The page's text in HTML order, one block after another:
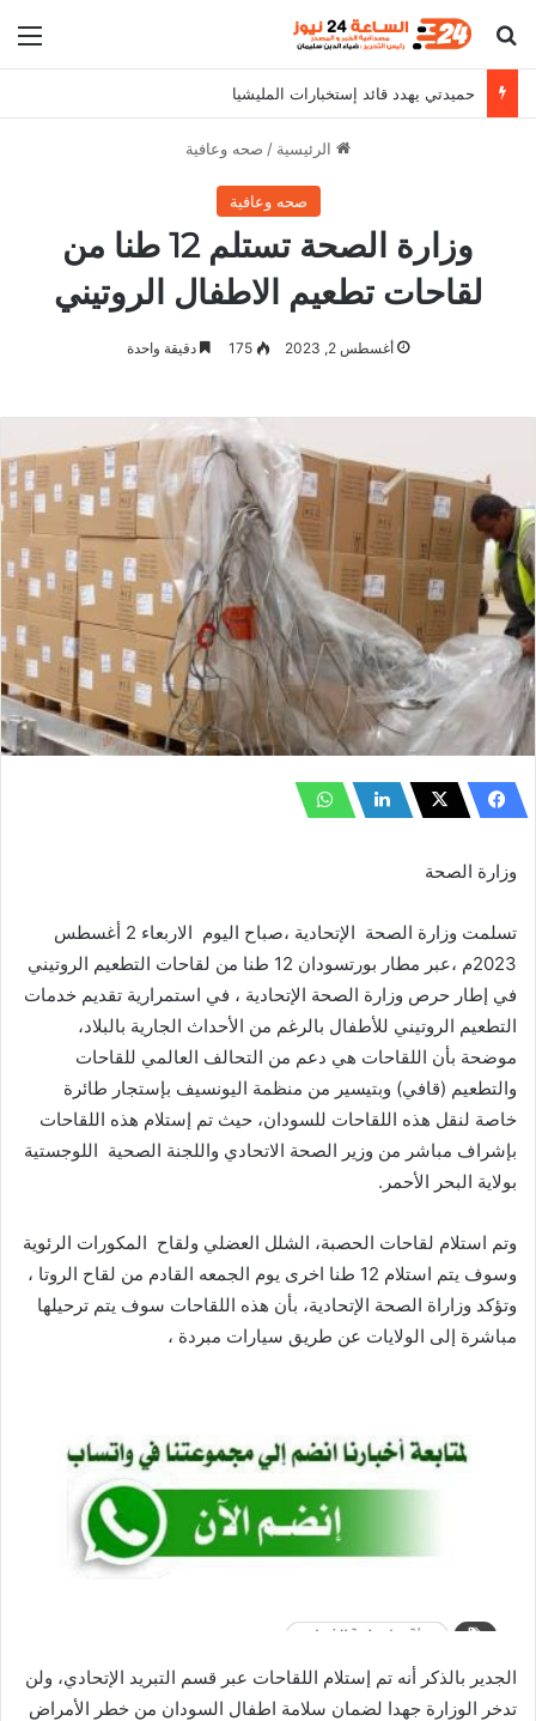
بحث عن
حميدتي يهدد قائد إستخبارات المليشيا
الرئيسية / صحه وعافية
صحه وعافية
وزارة الصحة تستلم 12 طنا من
لقاحات تطعيم الاطفال الروتيني
أغسطس 2, 2023 175 دقيقة واحدة
وزارة الصحة
تسلمت وزارة الصحة الإتحادية ،صباح اليوم الاربعاء 2 أغسطس
2023م ،عبر مطار بورتسودان 12 طنا من لقاحات التطعيم الروتيني
في إطار حرص وزارة الصحة الإتحادية ، في استمرارية تقديم خدمات
التطعيم الروتيني للأطفال بالرغم من الأحداث الجارية بالبلاد،
موضحة بأن اللقاحات هي دعم من التحالف العالمي للقاحات
والتطعيم (قافي) وبتيسير من منظمة اليونسيف بإستجار طائرة
خاصة لنقل هذه اللقاحات للسودان، حيث تم إستلام هذه اللقاحات
بإشراف مباشر من وزير الصحة الاتحادي واللجنة الصحية اللوجستية
بولاية البحر الأحمر.
وتم استلام لقاحات الحصبة، الشلل العضلي ولقاح المكورات الرئوية
وسوف يتم استلام 12 طنا اخرى يوم الجمعه القادم من لقاح الروتا ،
وتؤكد وزاراة الصحة الإتحادية، بأن هذه اللقاحات سوف يتم ترحيلها
مباشرة إلى الولايات عن طريق سيارات مبردة ،
الجدير بالذكر أنه تم إستلام اللقاحات عبر قسم التبريد الإتحادي، ولن
تدخر الوزارة جهدا لضمان سلامة اطفال السودان من خطر الأمراض